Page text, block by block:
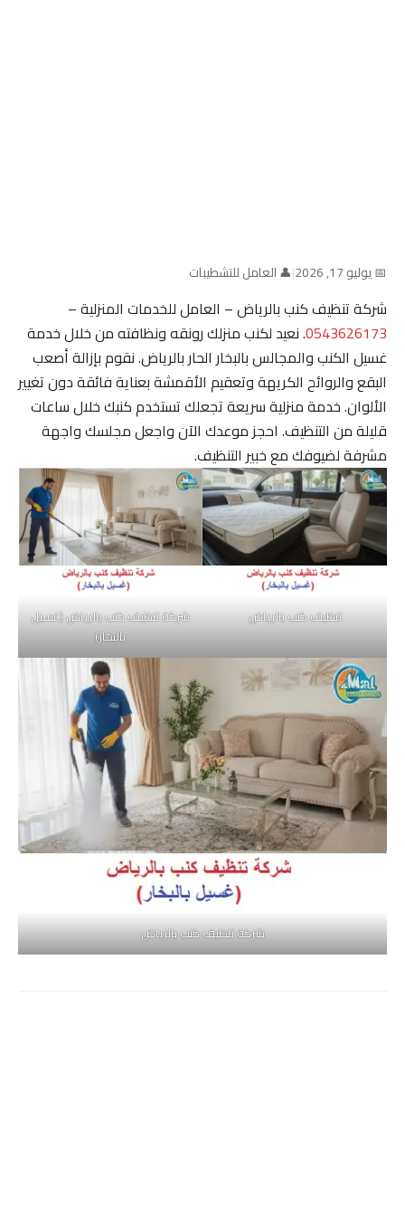
📅 يوليو 17, 2026 |👤 العامل للتشطيبات
شركة تنظيف كنب بالرياض – العامل للخدمات المنزلية –
0543626173. نعيد لكنب منزلك رونقه ونظافته من خلال خدمة
غسيل الكنب والمجالس بالبخار الحار بالرياض. نقوم بإزالة أصعب
البقع والروائح الكريهة وتعقيم الأقمشة بعناية فائقة دون تغيير
الألوان. خدمة منزلية سريعة تجعلك تستخدم كنبك خلال ساعات
قليلة من التنظيف. احجز موعدك الآن واجعل مجلسك واجهة
مشرفة لضيوفك مع خبير التنظيف.
تنظيف كنب بالرياض
شركة تنظيف كنب بالرياض (غسيل
بالبخار)
شركة تنظيف كنب بالرياض